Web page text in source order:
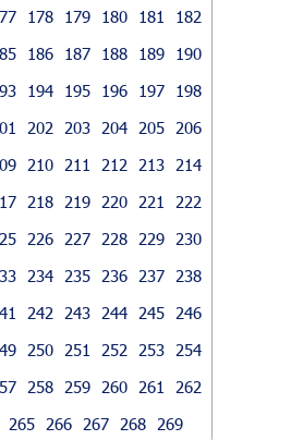
178 179 180 181
182
186 187 188 189
190
194 195 196 197
198
202 203 204 205
206
210 211 212 213
214
218 219 220 221
222
226 227 228 229
230
234 235 236 237
238
242 243 244 245
246
250 251 252 253
254
258 259 260 261
262
265 266 267 268 269